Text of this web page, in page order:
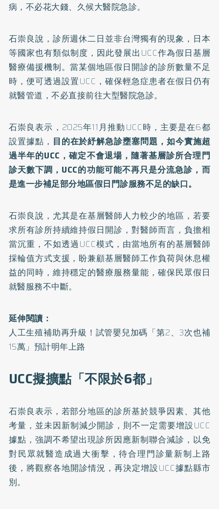
病，不必花大錢、久候大醫院急診。
石崇良說，診所週休二日並非台灣獨有的現象，日本
等國家也有類似制度，因此發展出UCC作為假日基層
醫療備援機制。當某個地區假日開診的診所數量不足
時，便可透過設置UCC，確保輕急症患者在假日仍有
就醫管道，不必直接前往大型醫院急診。
石崇良表示， 2025年11月推動UCC時，主要是在6都
設置據點 ， 目的在於紓解急診壅塞問題，如今實施超
過半年的UCC，確定不會退場，隨著基層診所合理門
診天數下調，UCC的功能可能不再只是分流急診，而
是進一步補足部分地區假日門診服務不足的缺口。
石崇良說，尤其是在基層醫師人力較少的地區，若要
求所有診所持續維持假日開診，對醫師而言，負擔相
當沉重，不如透過UCC模式，由當地所有的基層醫師
採輪值方式支援，盼兼顧基層醫師工作負荷與休息權
益的同時，維持穩定的醫療服務量能，確保民眾假日
就醫服務不中斷。
延伸閱讀：
人工生殖補助再升級！試管嬰兒加碼「第2、3次也補
15萬」預計明年上路
UCC擬擴點「不限於6都」
石崇良表示，若部分地區的診所基於競爭因素、其他
考量，並未因新制減少開診，則不一定需要增設UCC
據點，強調不希望出現診所因應新制聯合減診，以免
對民眾就醫造成過大衝擊，待合理門診量新制上路
後，將觀察各地開診情況，再決定增設UCC據點縣市
別。